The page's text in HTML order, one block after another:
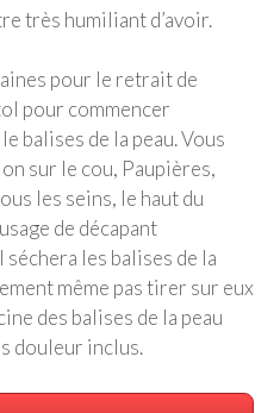
très humiliant d’avoir.
pour le retrait de
pour commencer
balises de la peau. Vous
sur le cou, Paupières,
les seins, le haut du
de décapant
les balises de la
même pas tirer sur eux
des balises de la peau
douleur inclus.